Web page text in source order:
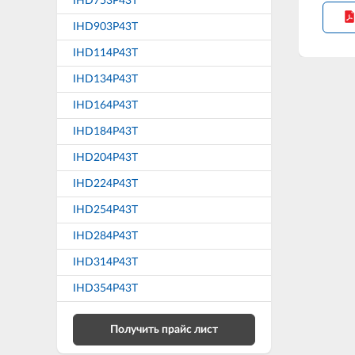
IHD903P43T
IHD114P43T
IHD134P43T
IHD164P43T
IHD184P43T
IHD204P43T
IHD224P43T
IHD254P43T
IHD284P43T
IHD314P43T
IHD354P43T
Получить прайс лист